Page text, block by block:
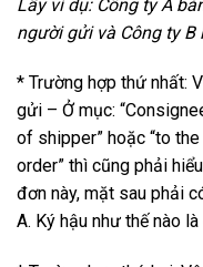
Lấy ví dụ: Công ty A
người gửi và Công ty B
* Trường hợp thứ nhất:
gửi – Ở mục:
of shipper” hoặc “to
order” thì cũng phải
đơn này, mặt sau phải
A. Ký hậu như thế nào